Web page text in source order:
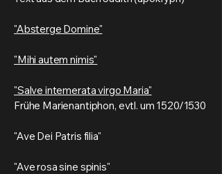
"Absterge Domine"
"Mihi autem nimis"
"Salve intemerata virgo Maria"
Frühe Marienantiphon, evtl. um 1520/1530
"Ave Dei Patris filia"
"Ave rosa sine spinis"